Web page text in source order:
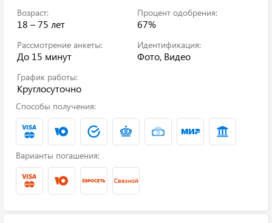
Возраст:
18 – 75 лет
Процент одобрения:
67%
Рассмотрение анкеты:
До 15 минут
Идентификация:
Фото, Видео
График работы:
Круглосуточно
Способы получения:
Варианты погашения: